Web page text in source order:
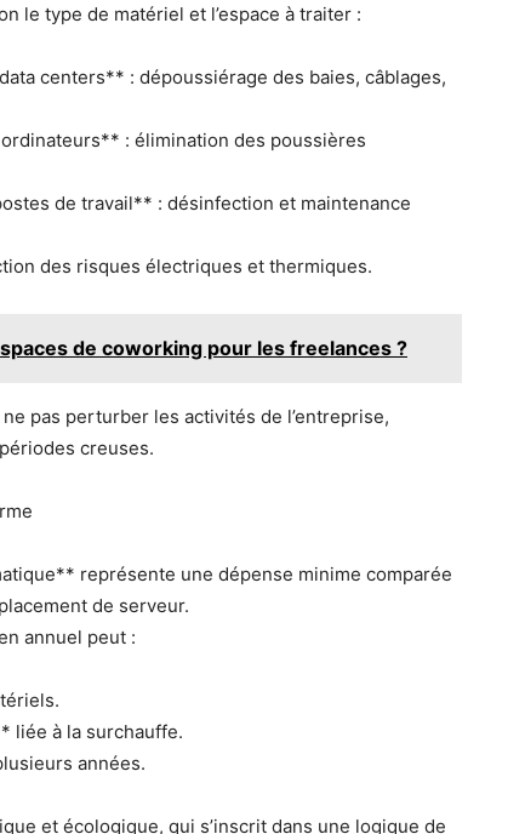
le type de matériel et l’espace à traiter :
centers** : dépoussiérage des baies, câblages,
: élimination des poussières
de travail** : désinfection et maintenance
des risques électriques et thermiques.
de coworking pour les freelances ?
pas perturber les activités de l’entreprise,
creuses.
représente une dépense minime comparée
de serveur.
annuel peut :
liée à la surchauffe.
années.
et écologique, qui s’inscrit dans une logique de